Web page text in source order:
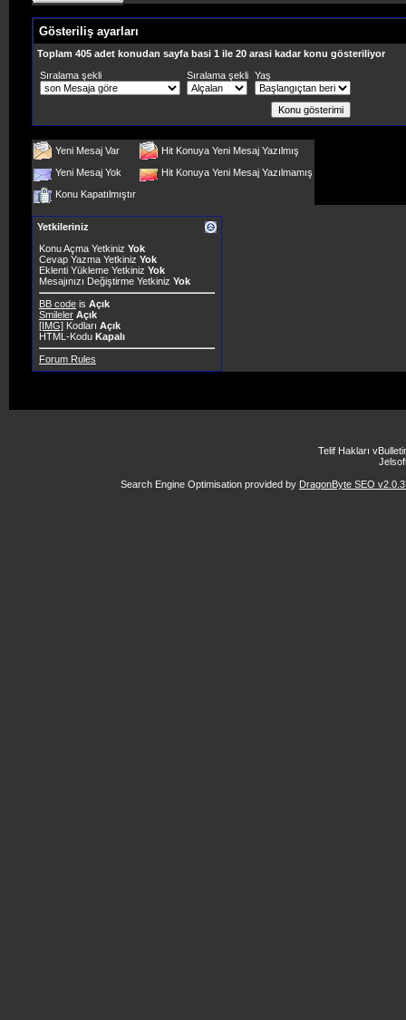
Gösteriliş ayarları
Toplam 405 adet konudan sayfa basi 1 ile 20 arasi kadar konu gösteriliyor
Sıralama şekli
Sıralama şekli Yaş
Yeni Mesaj Var
Hit Konuya Yeni Mesaj Yazılmış
Yeni Mesaj Yok
Hit Konuya Yeni Mesaj Yazılmamış
Konu Kapatılmıştır
Yetkileriniz
Konu Açma Yetkiniz Yok
Cevap Yazma Yetkiniz Yok
Eklenti Yükleme Yetkiniz Yok
Mesajınızı Değiştirme Yetkiniz Yok
BB code is Açık
Smileler Açık
[IMG] Kodları Açık
HTML-Kodu Kapalı
Forum Rules
Telif Hakları
Search Engine Optimisation provided by DragonByte SEO